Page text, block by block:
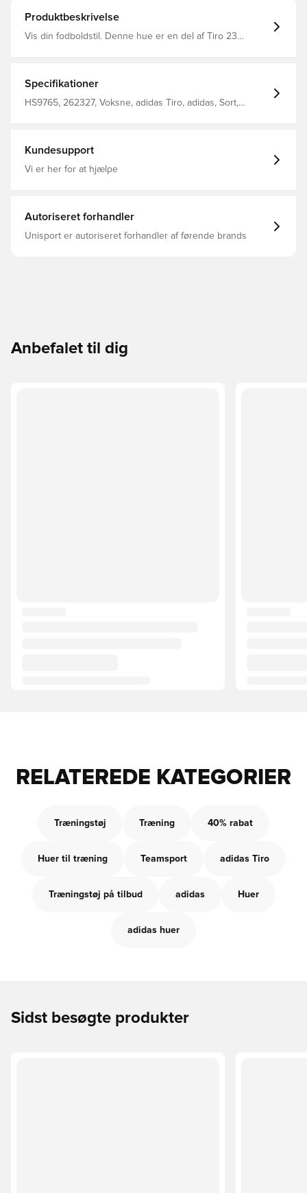
Produktbeskrivelse
Vis din fodboldstil. Denne hue er en del af Tiro 23
Hovedmateriale: 100% Polyester(100% Genbrugs)
Oprullet opslag
Specifikationer
HS9765, 262327, Voksne, adidas Tiro, adidas, Sort,
Kundesupport
Vi er her for at hjælpe
Autoriseret forhandler
Unisport er autoriseret forhandler af førende brands
Anbefalet til dig
RELATEREDE KATEGORIER
Træningstøj Træning 40% rabat
Huer til træning Teamsport adidas Tiro
Træningstøj på tilbud adidas Huer
adidas huer
Sidst besøgte produkter